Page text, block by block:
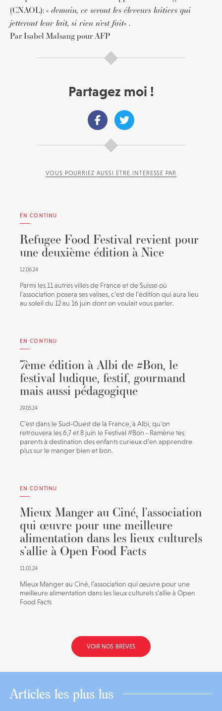
(CNAOL): « demain, ce seront les éleveurs laitiers qui
jetteront leur lait, si rien n’est fait« .
Par Isabel Malsang pour AFP
Partagez moi !
VOUS POURRIEZ AUSSI ÊTRE INTÉRESSÉ PAR
EN CONTINU
Refugee Food Festival revient pour
une deuxième édition à Nice
12.06.24
Parmi les 11 autres villes de France et de Suisse où
l’association posera ses valises, c’est de l’édition qui aura lieu
au soleil du 12 au 16 juin dont on voulait vous parler.
EN CONTINU
7ème édition à Albi de #Bon, le
festival ludique, festif, gourmand
mais aussi pédagogique
29.05.24
C’est dans le Sud-Ouest de la France, à Albi, qu’on
retrouvera les 6,7 et 8 juin le Festival #Bon - Ramène tes
parents à destination des enfants curieux d’en apprendre
plus sur le manger bien et bon.
EN CONTINU
Mieux Manger au Ciné, l’association
qui œuvre pour une meilleure
alimentation dans les lieux culturels
s’allie à Open Food Facts
11.01.24
Mieux Manger au Ciné, l’association qui œuvre pour une
meilleure alimentation dans les lieux culturels s’allie à Open
Food Facts
VOIR NOS BRÈVES
Articles les plus lus
JE M'INSCRIS À LA NEWSLETTER
Pour recevoir toutes les deux semaines notre lettre
d’info avec une sélection d’articles …